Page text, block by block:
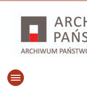
Górne
Otwórz